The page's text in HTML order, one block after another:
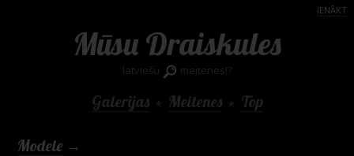
Mūsu Draiskules
latviešu meitenes!?
Galerijas★ Meitenes★ Top
IENĀKT
Modele →